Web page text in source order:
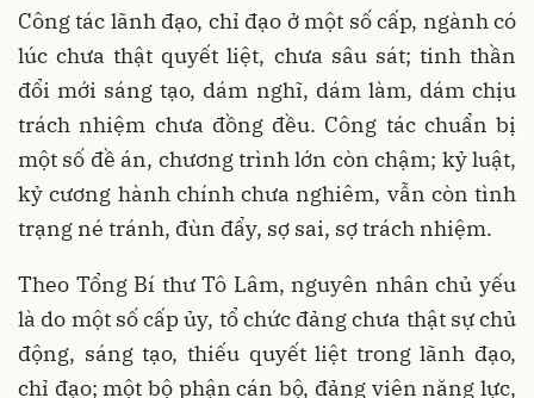
Công tác lãnh đạo, chỉ đạo ở một số cấp, ngành có
lúc chưa thật quyết liệt, chưa sâu sát; tinh thần
đổi mới sáng tạo, dám nghĩ, dám làm, dám chịu
trách nhiệm chưa đồng đều. Công tác chuẩn bị
một số đề án, chương trình lớn còn chậm; kỷ luật,
kỷ cương hành chính chưa nghiêm, vẫn còn tình
trạng né tránh, đùn đẩy, sợ sai, sợ trách nhiệm.
Theo Tổng Bí thư Tô Lâm, nguyên nhân chủ yếu
là do một số cấp ủy, tổ chức đảng chưa thật sự chủ
động, sáng tạo, thiếu quyết liệt trong lãnh đạo,
chỉ đạo; một bộ phận cán bộ, đảng viên năng lực,